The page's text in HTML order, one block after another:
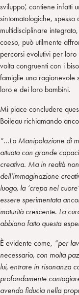
sviluppo’, contiene infatti
sintomatologiche,
multidisciplinare
coeso, può utilmente
percorsi evolutivi per
volta congruenti con i
famiglie una ragionevole
loro e dei loro bambini.
Mi piace concludere
Boileau richiamando
“…La Manipolazione di
attuata con grande
creativa. Ma in realtà
dell’immaginazione
luogo, la ‘crepa nel
essere sperimentata
maturità crescente. La
abbiano fatto questa
È evidente come, “per
necessario, con molta
lui, entrare in risonanza
profondamente
avendo fiducia nella